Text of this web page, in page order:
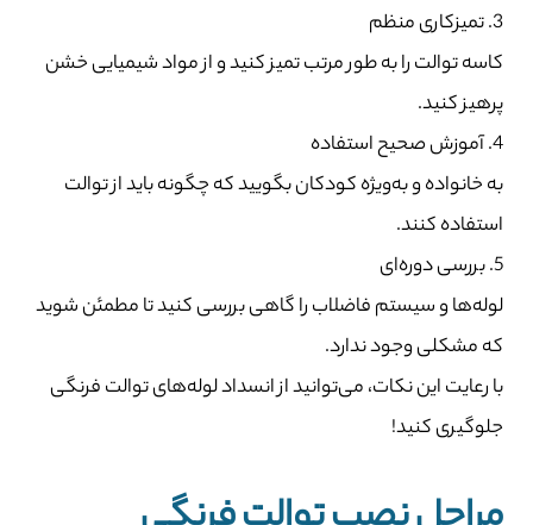
3. تمیزکاری منظم
کاسه توالت را به طور مرتب تمیز کنید و از مواد شیمیایی خشن
پرهیز کنید.
4. آموزش صحیح استفاده
به خانواده و به‌ویژه کودکان بگویید که چگونه باید از توالت
استفاده کنند.
5. بررسی دوره‌ای
لوله‌ها و سیستم فاضلاب را گاهی بررسی کنید تا مطمئن شوید
که مشکلی وجود ندارد.
با رعایت این نکات، می‌توانید از انسداد لوله‌های توالت فرنگی
جلوگیری کنید!